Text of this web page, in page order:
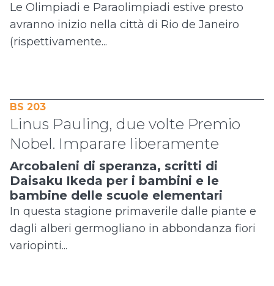
Le Olimpiadi e Paraolimpiadi estive presto
avranno inizio nella città di Rio de Janeiro
(rispettivamente...
BS 203
Linus Pauling, due volte Premio
Nobel. Imparare liberamente
Arcobaleni di speranza, scritti di
Daisaku Ikeda per i bambini e le
bambine delle scuole elementari
In questa stagione primaverile dalle piante e
dagli alberi germogliano in abbondanza fiori
variopinti...